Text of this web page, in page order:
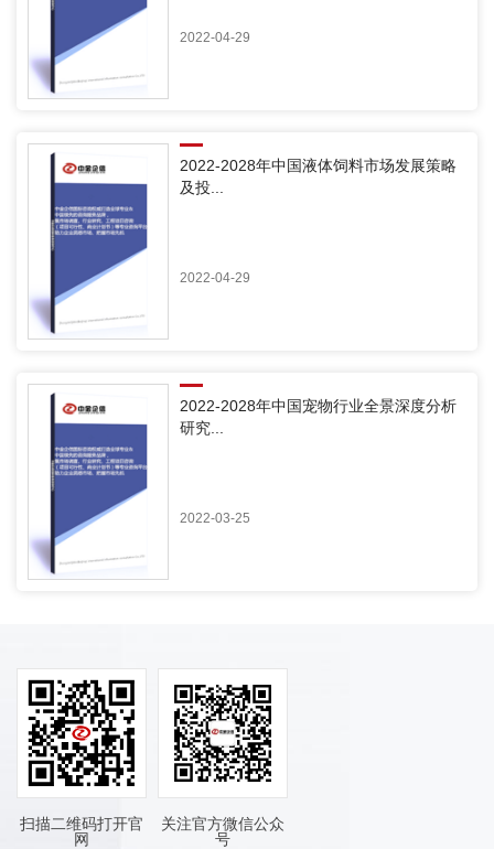
2022-04-29
2022-2028年中国液体饲料市场发展策略
及投...
2022-04-29
2022-2028年中国宠物行业全景深度分析
研究...
2022-03-25
扫描二维码打开官
网
关注官方微信公众
号